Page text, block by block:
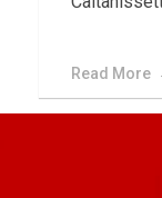
Read More